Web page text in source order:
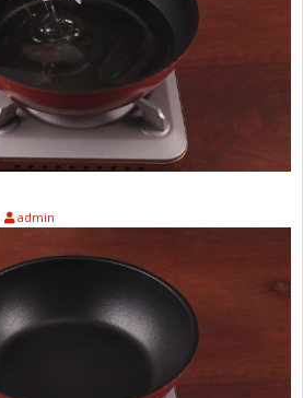
admin